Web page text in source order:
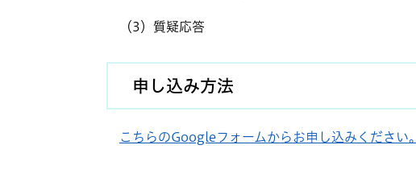
（3）質疑応答
申し込み方法
こちらのGoogleフォームからお申し込みください。